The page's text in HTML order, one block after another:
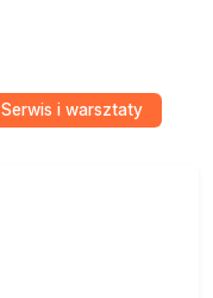
Serwis i warsztaty